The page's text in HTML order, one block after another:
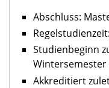
Abschluss:
Studienbeginn
Wintersemester
Akkreditiert